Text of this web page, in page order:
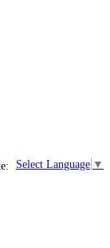
Select Language ▼